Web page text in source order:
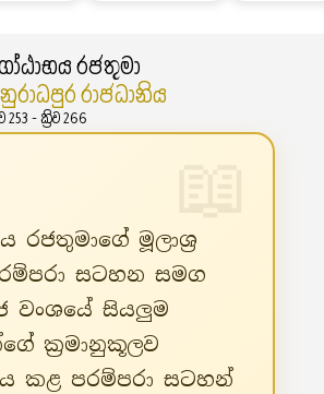
රජතුමා
රාජධානිය
253 - ක්‍රිව 266
රජතුමාගේ මූලාශ්‍ර
සටහන සමග
වංශයේ සියලුම
ක්‍රමානුකූලව
කළ පරම්පරා සටහන්